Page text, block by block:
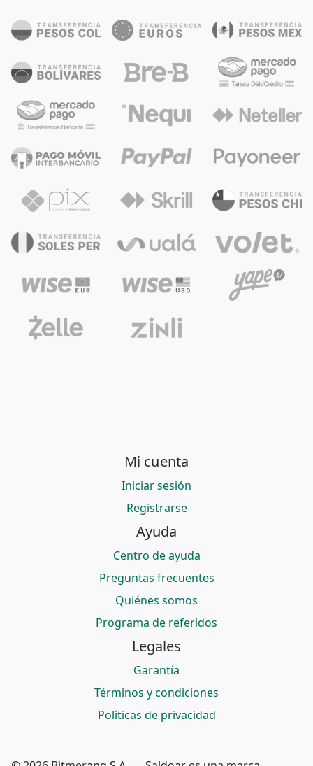
Mi cuenta
Iniciar sesión
Registrarse
Ayuda
Centro de ayuda
Preguntas frecuentes
Quiénes somos
Programa de referidos
Legales
Garantía
Términos y condiciones
Políticas de privacidad